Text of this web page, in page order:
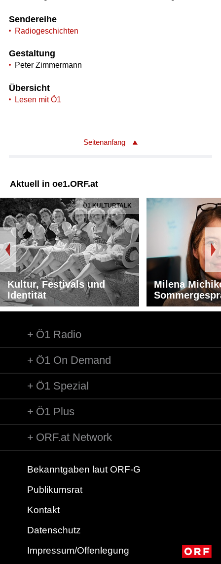
Sendereihe
Radiogeschichten
Gestaltung
Peter Zimmermann
Übersicht
Lesen mit Ö1
Seitenanfang
Aktuell in oe1.ORF.at
Ö1 KULTURTALK
Kultur, Festivals und
Identität
Milena
Ö1 Radio
Ö1 On Demand
Ö1 Spezial
Ö1 Plus
ORF.at Network
Bekanntgaben laut ORF-G
Publikumsrat
Kontakt
Datenschutz
Impressum/Offenlegung